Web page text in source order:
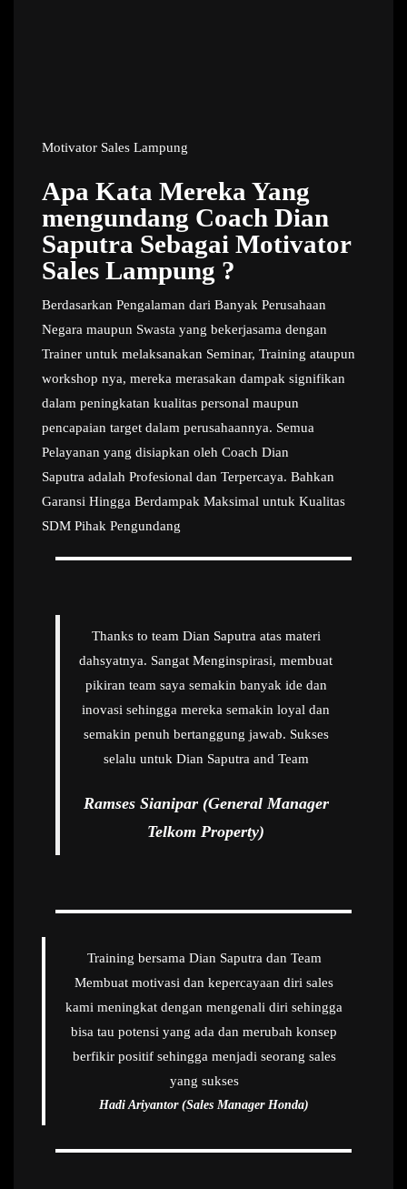
Motivator Sales Lampung
Apa Kata Mereka Yang
mengundang Coach Dian
Saputra Sebagai Motivator
Sales Lampung ?
Berdasarkan Pengalaman dari Banyak Perusahaan
Negara maupun Swasta yang bekerjasama dengan
Trainer untuk melaksanakan Seminar, Training ataupun
workshop nya, mereka merasakan dampak signifikan
dalam peningkatan kualitas personal maupun
pencapaian target dalam perusahaannya. Semua
Pelayanan yang disiapkan oleh Coach Dian
Saputra adalah Profesional dan Terpercaya. Bahkan
Garansi Hingga Berdampak Maksimal untuk Kualitas
SDM Pihak Pengundang
Thanks to team Dian Saputra atas materi
dahsyatnya. Sangat Menginspirasi, membuat
pikiran team saya semakin banyak ide dan
inovasi sehingga mereka semakin loyal dan
semakin penuh bertanggung jawab. Sukses
selalu untuk Dian Saputra and Team
Ramses Sianipar (General Manager
Telkom Property)
Training bersama Dian Saputra dan Team
Membuat motivasi dan kepercayaan diri sales
kami meningkat dengan mengenali diri sehingga
bisa tau potensi yang ada dan merubah konsep
berfikir positif sehingga menjadi seorang sales
yang sukses
Hadi Ariyantor (Sales Manager Honda)